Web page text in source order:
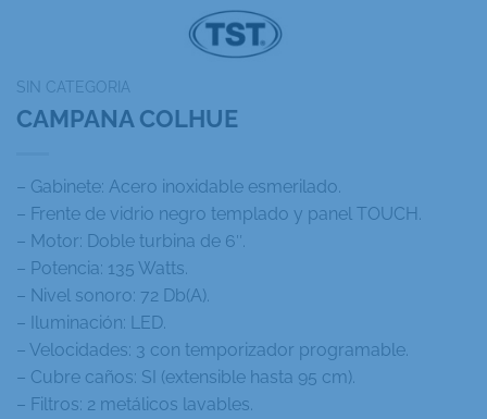
SIN CATEGORIA
CAMPANA COLHUE
– Gabinete: Acero inoxidable esmerilado.
– Frente de vidrio negro templado y panel TOUCH.
– Motor: Doble turbina de 6″.
– Potencia: 135 Watts.
– Nivel sonoro: 72 Db(A).
– Iluminación: LED.
– Velocidades: 3 con temporizador programable.
– Cubre caños: SI (extensible hasta 95 cm).
– Filtros: 2 metálicos lavables.